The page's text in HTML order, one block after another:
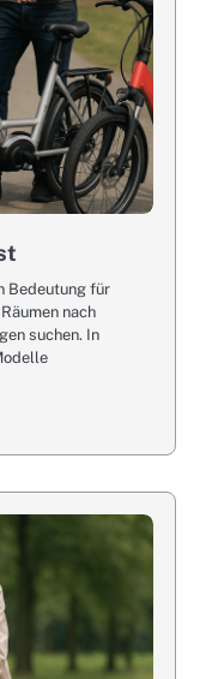
Bedeutung für
nach
suchen. In